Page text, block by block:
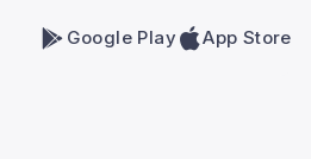
Google Play App Store